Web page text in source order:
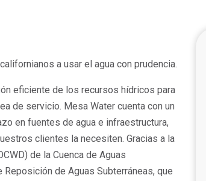
a usar el agua con prudencia.
eficiente de los recursos hídricos para
de servicio. Mesa Water cuenta con un
en fuentes de agua e infraestructura,
clientes la necesiten. Gracias a la
de la Cuenca de Aguas
de Aguas Subterráneas, que